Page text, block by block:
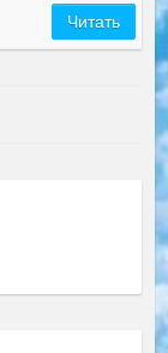
Читать